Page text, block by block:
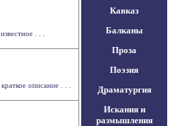
. . .
описание . . .
Кавказ
Балканы
Проза
Поэзия
Драматургия
Искания и
размышления